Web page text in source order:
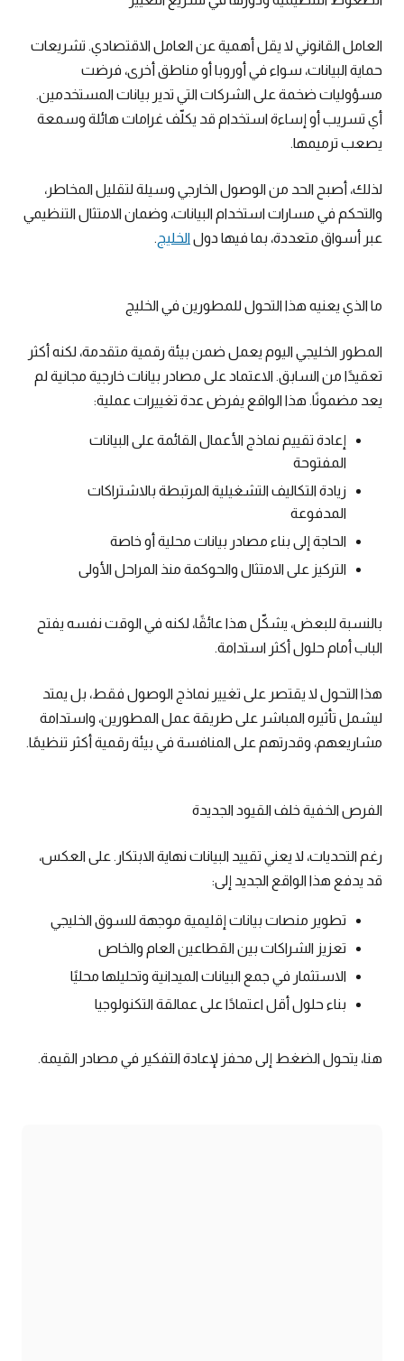
العامل القانوني لا يقل أهمية عن العامل الاقتصادي. تشريعات
حماية البيانات، سواء في أوروبا أو مناطق أخرى، فرضت
مسؤوليات ضخمة على الشركات التي تدير بيانات المستخدمين.
أي تسريب أو إساءة استخدام قد يكلّف غرامات هائلة وسمعة
يصعب ترميمها.
لذلك، أصبح الحد من الوصول الخارجي وسيلة لتقليل المخاطر،
والتحكم في مسارات استخدام البيانات، وضمان الامتثال التنظيمي
عبر أسواق متعددة، بما فيها دول الخليج.
ما الذي يعنيه هذا التحول للمطورين في الخليج
المطور الخليجي اليوم يعمل ضمن بيئة رقمية متقدمة، لكنه أكثر
تعقيدًا من السابق. الاعتماد على مصادر بيانات خارجية مجانية لم
يعد مضمونًا. هذا الواقع يفرض عدة تغييرات عملية:
إعادة تقييم نماذج الأعمال القائمة على البيانات
المفتوحة
زيادة التكاليف التشغيلية المرتبطة بالاشتراكات
المدفوعة
الحاجة إلى بناء مصادر بيانات محلية أو خاصة
التركيز على الامتثال والحوكمة منذ المراحل الأولى
بالنسبة للبعض، يشكّل هذا عائقًا، لكنه في الوقت نفسه يفتح
الباب أمام حلول أكثر استدامة.
هذا التحول لا يقتصر على تغيير نماذج الوصول فقط، بل يمتد
ليشمل تأثيره المباشر على طريقة عمل المطورين، واستدامة
مشاريعهم، وقدرتهم على المنافسة في بيئة رقمية أكثر تنظيمًا.
الفرص الخفية خلف القيود الجديدة
رغم التحديات، لا يعني تقييد البيانات نهاية الابتكار. على العكس،
قد يدفع هذا الواقع الجديد إلى:
تطوير منصات بيانات إقليمية موجهة للسوق الخليجي
تعزيز الشراكات بين القطاعين العام والخاص
الاستثمار في جمع البيانات الميدانية وتحليلها محليًا
بناء حلول أقل اعتمادًا على عمالقة التكنولوجيا
هنا، يتحول الضغط إلى محفز لإعادة التفكير في مصادر القيمة.